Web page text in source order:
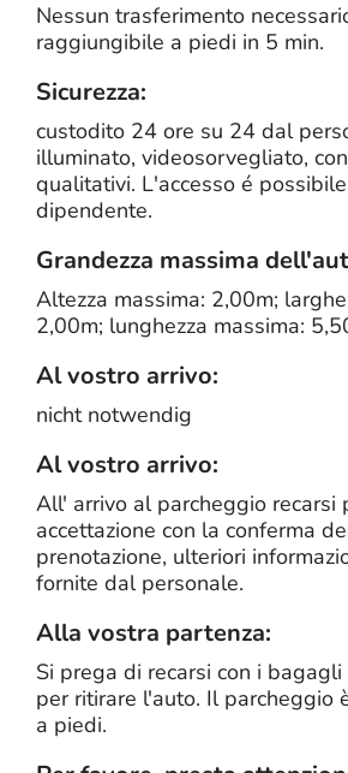
Nessun trasferimento
raggiungibile a piedi in 5 min.
Sicurezza:
custodito 24 ore su 24 dal
illuminato, videosorvegliato,
qualitativi. L'accesso é
dipendente.
Grandezza massima
Altezza massima: 2,00m;
2,00m; lunghezza massima:
Al vostro arrivo:
nicht notwendig
Al vostro arrivo:
All' arrivo al parcheggio recarsi
accettazione con la conferma
prenotazione, ulteriori
fornite dal personale.
Alla vostra partenza:
Si prega di recarsi con i
per ritirare l'auto. Il parcheggio
a piedi.